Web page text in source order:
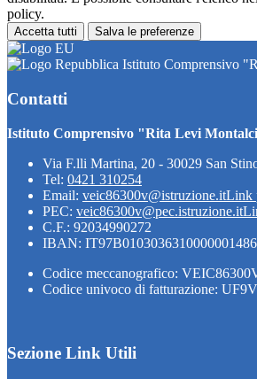
policy.
Accetta tutti Salva le preferenze
Istituto Comprensivo
Contatti
Istituto Comprensivo "Rita Levi
Via F.lli Martina, 20 - 30029 San
Tel: 0421 310254
Email: veic86300v@istruzione.itLink
PEC: veic86300v@pec.istruzione.it
C.F.: 92034990272
IBAN:
Codice meccanografico:
Codice univoco di fatturazione:
Sezione Link Utili